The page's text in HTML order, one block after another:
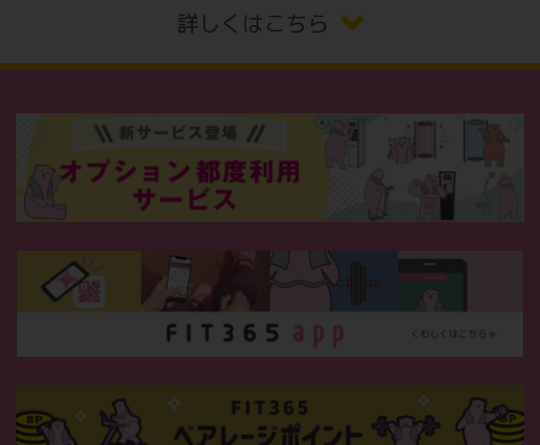
＊レディースエリア初月翌月0円は女性の登
録会員様に自動的に付与されます。
詳しくはこちら